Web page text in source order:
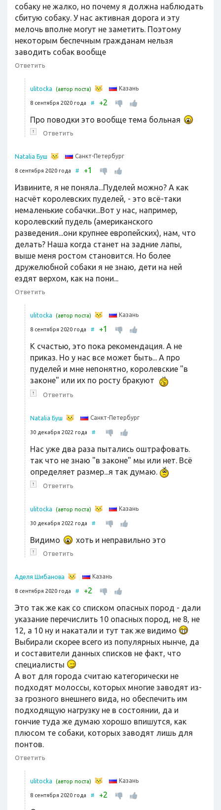
собаку не жалко, но почему я должна наблюдать
сбитую собаку. У нас активная дорога и эту
мелочь вполне могут не заметить. Поэтому
некоторым беспечным гражданам нельзя
заводить собак вообще
Ответить
ulitocka (автор поста) Казань
8 сентября 2020 года # +2
Про поводки это вообще тема больная
↑ Ответить
Natalia Буш Санкт-Петербург
8 сентября 2020 года # +1
Извините, я не поняла...Пуделей можно? А как
насчёт королевских пуделей, - это всё-таки
немаленькие собачки...Вот у нас, например,
королевский пудель (американского
разведения...они крупнее европейских), нам, что
делать? Наша когда станет на задние лапы,
выше меня ростом становится. Но более
дружелюбной собаки я не знаю, дети на ней
ездят верхом, как на пони...
Ответить
ulitocka (автор поста) Казань
8 сентября 2020 года # +1
К счастью, это пока рекомендация. А не
приказ. Но у нас все может быть... А про
пуделей и мне непонятно, королевские "в
законе" или их по росту бракуют
↑ Ответить
Natalia Буш Санкт-Петербург
30 декабря 2022 года #
Нас уже два раза пытались оштрафовать.
так что не знаю "в законе" мы или нет. Всё
определяет размер...я так думаю.
↑ Ответить
ulitocka (автор поста) Казань
30 декабря 2022 года #
Видимо хоть и неправильно это
↑ Ответить
Аделя Шибанова Казань
8 сентября 2020 года # +2
Это так же как со списком опасных пород - дали
указание перечислить 10 опасных пород, не 8, не
12, а 10 ну и накатали и тут так же видимо
Выбирали скорее всего из популярных нынче, да
и составители данных списков не факт, что
специалисты
А вот для города считаю категорически не
подходят молоссы, которых многие заводят из-
за грозного внешнего вида, но обеспечить им
подходящую нагрузку не в состоянии, да и
гончие туда же думаю хорошо впишутся, как
плюсом те собаки, которых заводят лишь для
понтов.
Ответить
ulitocka (автор поста) Казань
8 сентября 2020 года # +2